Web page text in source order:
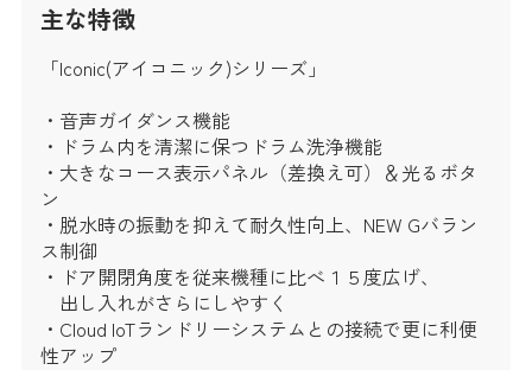
主な特徴
「Iconic(アイコニック)シリーズ」
・音声ガイダンス機能
・ドラム内を清潔に保つドラム洗浄機能
・大きなコース表示パネル（差換え可）＆光るボタ
ン
・脱水時の振動を抑えて耐久性向上、NEW Gバラン
ス制御
・ドア開閉角度を従来機種に比べ１５度広げ、
出し入れがさらにしやすく
・Cloud IoTランドリーシステムとの接続で更に利便
性アップ